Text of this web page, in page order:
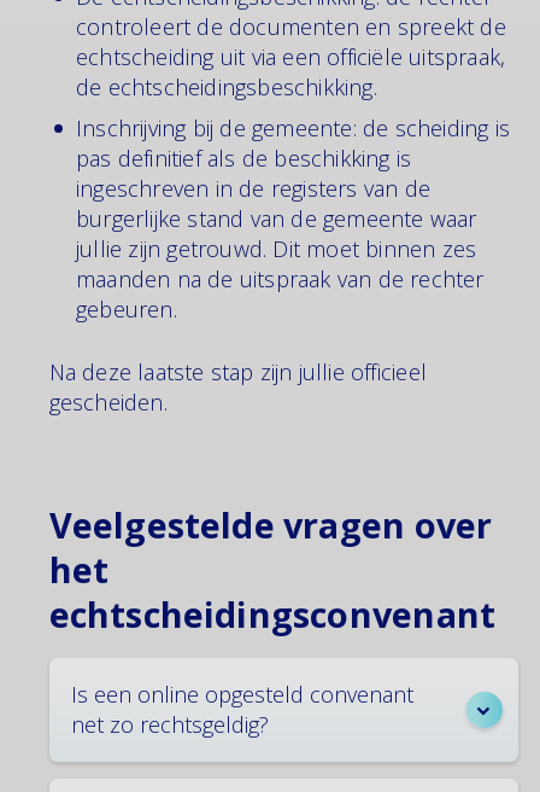
controleert de documenten en spreekt de
echtscheiding uit via een officiële uitspraak,
de echtscheidingsbeschikking.
Inschrijving bij de gemeente: de scheiding is
pas definitief als de beschikking is
ingeschreven in de registers van de
burgerlijke stand van de gemeente waar
jullie zijn getrouwd. Dit moet binnen zes
maanden na de uitspraak van de rechter
gebeuren.
Na deze laatste stap zijn jullie officieel
gescheiden.
Veelgestelde vragen over
het
echtscheidingsconvenant
Is een online opgesteld convenant
net zo rechtsgeldig?
Ja, absoluut. De rechtsgeldigheid hangt niet af